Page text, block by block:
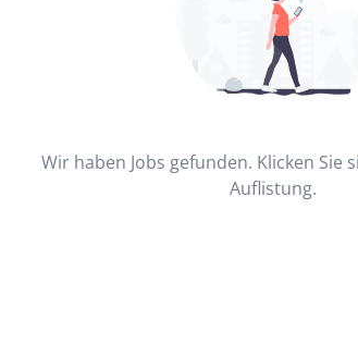
Wir haben Jobs gefunden. Klicken Sie
Auflistung.